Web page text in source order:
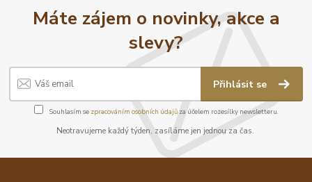
Máte zájem o novinky, akce a
slevy?
Přihlásit se
Souhlasím se zpracováním osobních údajůza účelem rozesílky newsletteru.
Neotravujeme každý týden, zasíláme jen jednou za čas.